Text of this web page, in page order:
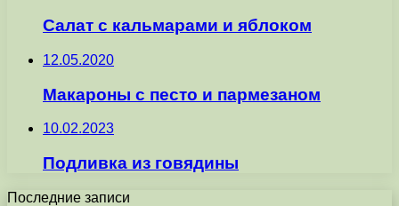
Салат с кальмарами и яблоком
12.05.2020
Макароны с песто и пармезаном
10.02.2023
Подливка из говядины
Последние записи